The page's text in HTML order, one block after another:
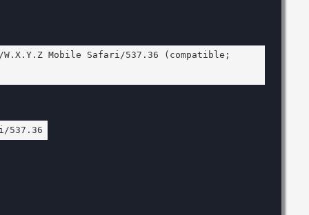
W.X.Y.Z Mobile Safari/537.36 (compatible;
537.36